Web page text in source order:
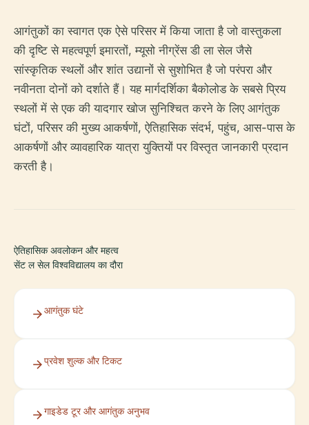
आगंतुकों का स्वागत एक ऐसे परिसर में किया जाता है जो वास्तुकला
की दृष्टि से महत्वपूर्ण इमारतों, म्यूसो नीग्रेंस डी ला सेल जैसे
सांस्कृतिक स्थलों और शांत उद्यानों से सुशोभित है जो परंपरा और
नवीनता दोनों को दर्शाते हैं। यह मार्गदर्शिका बैकोलोड के सबसे प्रिय
स्थलों में से एक की यादगार खोज सुनिश्चित करने के लिए आगंतुक
घंटों, परिसर की मुख्य आकर्षणों, ऐतिहासिक संदर्भ, पहुंच, आस-पास के
आकर्षणों और व्यावहारिक यात्रा युक्तियों पर विस्तृत जानकारी प्रदान
करती है।
ऐतिहासिक अवलोकन और महत्व
सेंट ल सेल विश्वविद्यालय का दौरा
आगंतुक घंटे
प्रवेश शुल्क और टिकट
गाइडेड टूर और आगंतुक अनुभव